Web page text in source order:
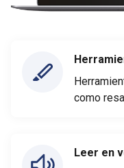
como
Leer en